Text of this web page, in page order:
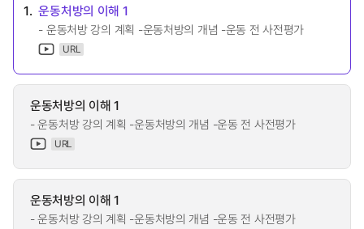
1. 운동처방의 이해 1
- 운동처방 강의 계획 -운동처방의 개념 -운동 전 사전평가
URL
운동처방의 이해 1
- 운동처방 강의 계획 -운동처방의 개념 -운동 전 사전평가
URL
운동처방의 이해 1
- 운동처방 강의 계획 -운동처방의 개념 -운동 전 사전평가